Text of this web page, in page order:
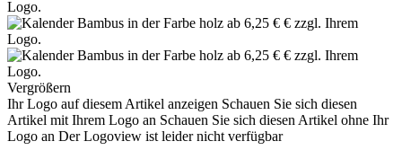
Vergrößern
Ihr Logo auf diesem Artikel anzeigen Schauen Sie sich diesen
Artikel mit Ihrem Logo an Schauen Sie sich diesen Artikel ohne Ihr
Logo an Der Logoview ist leider nicht verfügbar